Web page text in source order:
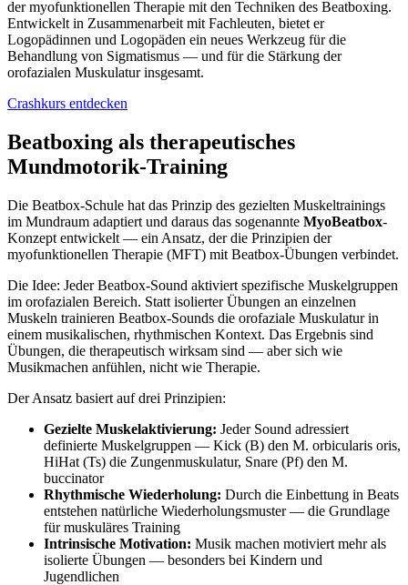
der myofunktionellen Therapie mit den Techniken des Beatboxing.
Entwickelt in Zusammenarbeit mit Fachleuten, bietet er
Logopädinnen und Logopäden ein neues Werkzeug für die
Behandlung von Sigmatismus — und für die Stärkung der
orofazialen Muskulatur insgesamt.
Crashkurs entdecken
Beatboxing als therapeutisches
Mundmotorik-Training
Die Beatbox-Schule hat das Prinzip des gezielten Muskeltrainings
im Mundraum adaptiert und daraus das sogenannte MyoBeatbox-
Konzept entwickelt — ein Ansatz, der die Prinzipien der
myofunktionellen Therapie (MFT) mit Beatbox-Übungen verbindet.
Die Idee: Jeder Beatbox-Sound aktiviert spezifische Muskelgruppen
im orofazialen Bereich. Statt isolierter Übungen an einzelnen
Muskeln trainieren Beatbox-Sounds die orofaziale Muskulatur in
einem musikalischen, rhythmischen Kontext. Das Ergebnis sind
Übungen, die therapeutisch wirksam sind — aber sich wie
Musikmachen anfühlen, nicht wie Therapie.
Der Ansatz basiert auf drei Prinzipien:
Gezielte Muskelaktivierung: Jeder Sound adressiert
definierte Muskelgruppen — Kick (B) den M. orbicularis oris,
HiHat (Ts) die Zungenmuskulatur, Snare (Pf) den M.
buccinator
Rhythmische Wiederholung: Durch die Einbettung in Beats
entstehen natürliche Wiederholungsmuster — die Grundlage
für muskuläres Training
Intrinsische Motivation: Musik machen motiviert mehr als
isolierte Übungen — besonders bei Kindern und
Jugendlichen